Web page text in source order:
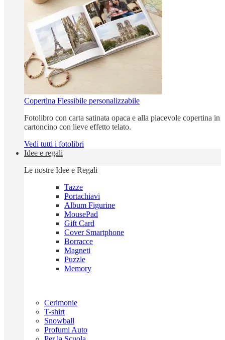
Copertina Flessibile personalizzabile
Fotolibro con carta satinata opaca e alla piacevole copertina in
cartoncino con lieve effetto telato.
Vedi tutti i fotolibri
Idee e regali
Le nostre Idee e Regali
Tazze
Portachiavi
Album Figurine
MousePad
Gift Card
Cover Smartphone
Borracce
Magneti
Puzzle
Memory
Cerimonie
T-shirt
Snowball
Profumi Auto